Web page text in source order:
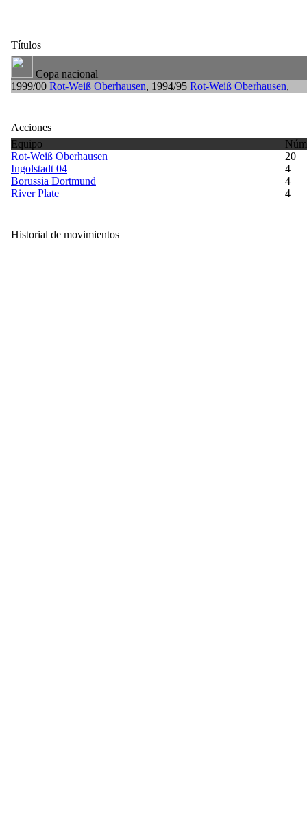
Títulos
Copa nacional
1999/00 Rot-Weiß Oberhausen, 1994/95 Rot-Weiß Oberhausen,
Acciones
Equipo
Rot-Weiß Oberhausen
20
Ingolstadt 04
4
Borussia Dortmund
4
River Plate
4
Historial de movimientos